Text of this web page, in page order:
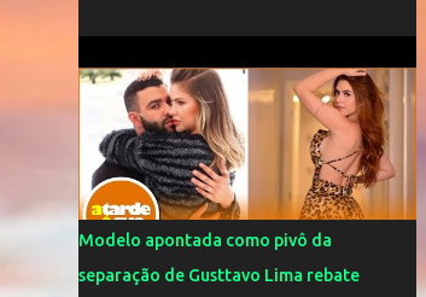
voltandoa Italia e para dirigir de novo a
Internazionale.Na velha bota tudo parece
definido e tem o Milan como virtual
campeao. ;
Modelo apontada como pivô da
separação de Gusttavo Lima rebate